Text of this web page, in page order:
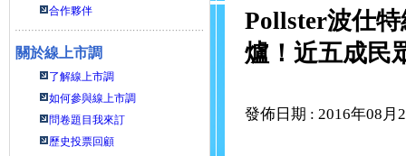
合作夥伴
關於線上市調
了解線上市調
如何參與線上市調
問卷題目我來訂
歷史投票回顧
Pollster波仕
爐！近五成民
發佈日期 : 2016年08月